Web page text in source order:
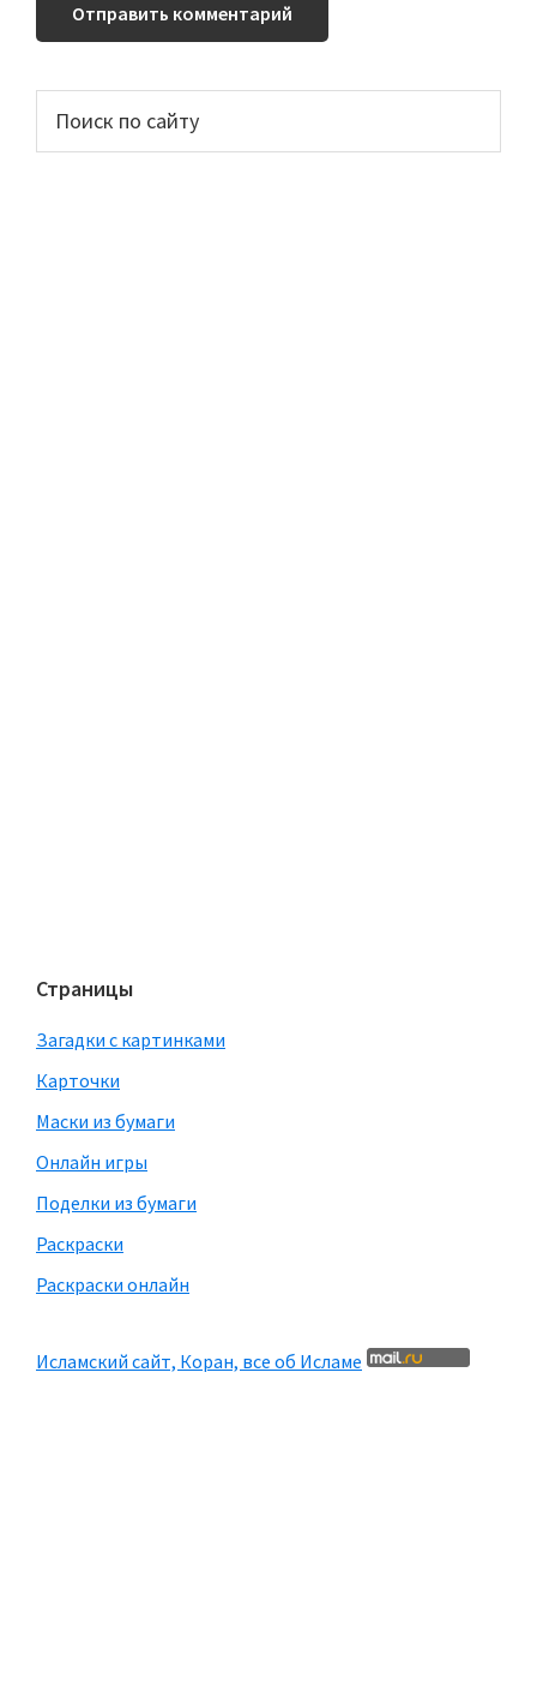
Основной
сайдбар
Страницы
Загадки с картинками
Карточки
Маски из бумаги
Онлайн игры
Поделки из бумаги
Раскраски
Раскраски онлайн
Исламский сайт, Коран, все об Исламе